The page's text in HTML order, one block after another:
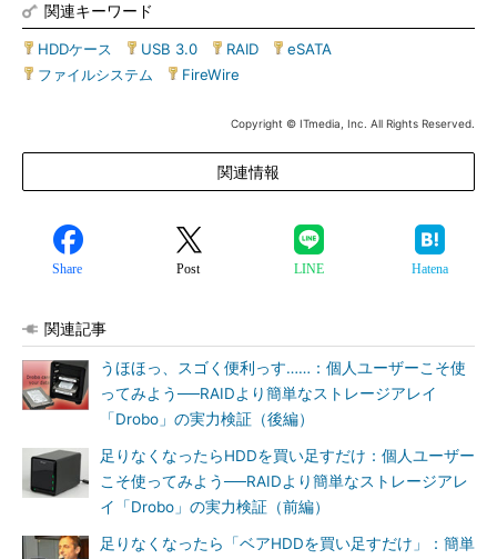
関連キーワード
HDDケース USB 3.0 RAID eSATA
ファイルシステム
FireWire
Copyright © ITmedia, Inc. All Rights Reserved.
関連情報
Share Post LINE Hatena
関連記事
うほほっ、スゴく便利っす……：個人ユーザーこそ使
ってみよう──RAIDより簡単なストレージアレイ
「Drobo」の実力検証（後編）
足りなくなったらHDDを買い足すだけ：個人ユーザー
こそ使ってみよう──RAIDより簡単なストレージアレ
イ「Drobo」の実力検証（前編）
足りなくなったら「ベアHDDを買い足すだけ」：簡単